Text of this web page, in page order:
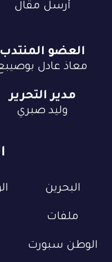
أرسل مقال
البحرين
ملفات
الوطن سبورت
العضو المنتدب
معاذ عادل
مدير التحرير
وليد صبري